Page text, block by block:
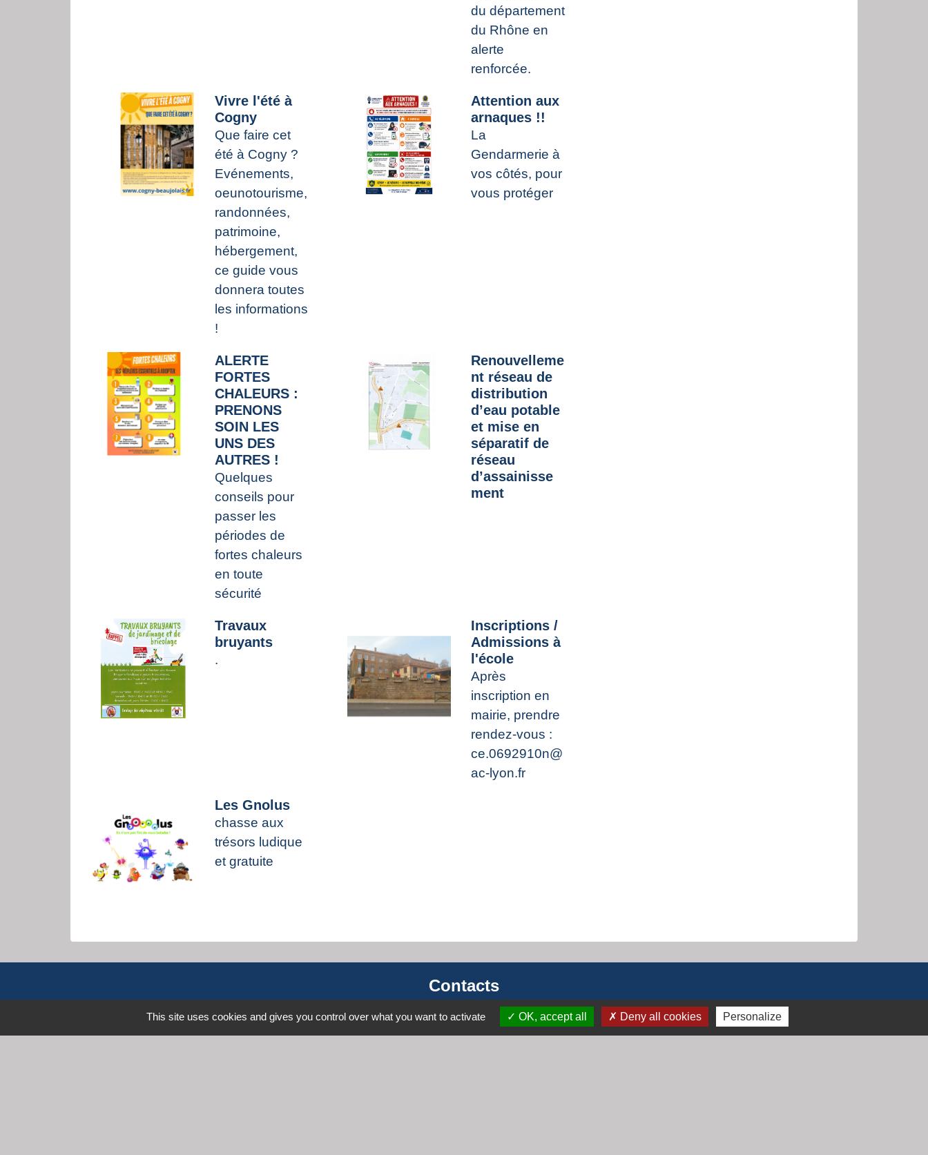
du département
du Rhône en
alerte
renforcée.
Vivre l'été à
Cogny
Que faire cet
été à Cogny ?
Evénements,
oeunotourisme,
randonnées,
patrimoine,
hébergement,
ce guide vous
donnera toutes
les informations
!
Attention aux
arnaques !!
La
Gendarmerie à
vos côtés, pour
vous protéger
ALERTE
FORTES
CHALEURS :
PRENONS
SOIN LES
UNS DES
AUTRES !
Quelques
conseils pour
passer les
périodes de
fortes chaleurs
en toute
sécurité
Renouvelleme
nt réseau de
distribution
d’eau potable
et mise en
séparatif de
réseau
d’assainisse
ment
Travaux
bruyants
.
Inscriptions /
Admissions à
l'école
Après
inscription en
mairie, prendre
rendez-vous :
ce.0692910n@
ac-lyon.fr
Les Gnolus
chasse aux
trésors ludique
et gratuite
Contacts
Mairie de Cogny
438 Rue Mont Saint Guibert
This site uses cookies and gives you control over what you want to activate OK, accept all Deny all cookies Personalize